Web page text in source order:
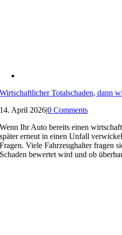
Wirtschaftlicher Totalschaden, dann
14. April 2026|0 Comments
Wenn Ihr Auto bereits einen
später erneut in einen Unfall
Fragen. Viele Fahrzeughalter fragen
Schaden bewertet wird und ob